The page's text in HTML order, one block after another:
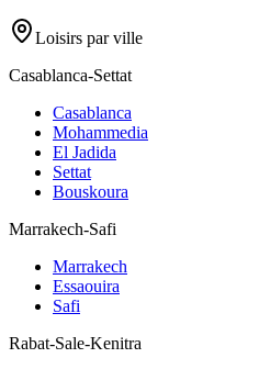
Loisirs par ville
Casablanca-Settat
Casablanca
Mohammedia
El Jadida
Settat
Bouskoura
Marrakech-Safi
Marrakech
Essaouira
Safi
Rabat-Sale-Kenitra